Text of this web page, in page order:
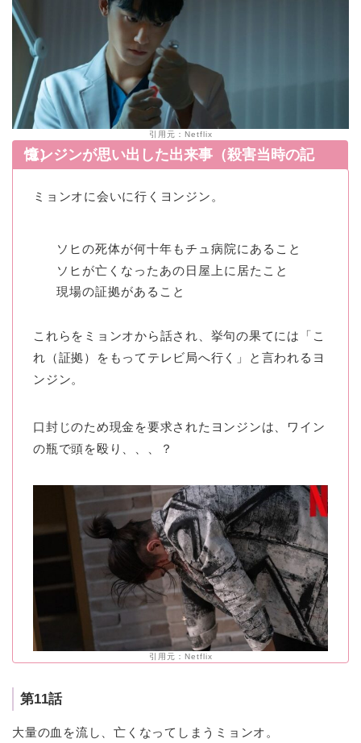
引用元：Netflix
ヨンジンが思い出した出来事（殺害当時の記憶）
ミョンオに会いに行くヨンジン。
ソヒの死体が何十年もチュ病院にあること
ソヒが亡くなったあの日屋上に居たこと
現場の証拠があること
これらをミョンオから話され、挙句の果てには「こ
れ（証拠）をもってテレビ局へ行く」と言われるヨ
ンジン。
口封じのため現金を要求されたヨンジンは、ワイン
の瓶で頭を殴り、、、？
引用元：Netflix
第11話
大量の血を流し、亡くなってしまうミョンオ。